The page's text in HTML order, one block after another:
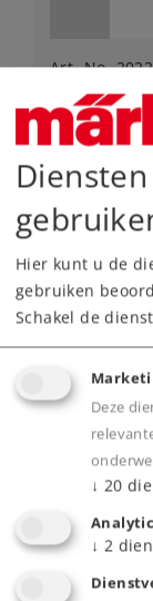
Art.-No.
Märklin
5,19 €
Spoor H0
Hier kunt u de
gebruiken
Schakel de
Deze
↓ 20
↓ 2